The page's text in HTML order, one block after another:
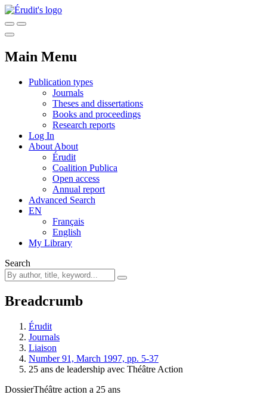
Main Menu
Publication types
Journals
Theses and dissertations
Books and proceedings
Research reports
Log In
About About
Érudit
Coalition Publica
Open access
Annual report
Advanced Search
EN
Français
English
My Library
Search
Breadcrumb
Érudit
Journals
Liaison
Number 91, March 1997, pp. 5-37
25 ans de leadership avec Théâtre Action
DossierThéâtre action a 25 ans